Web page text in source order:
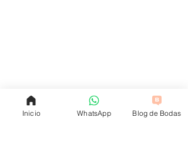
Inicio WhatsApp Blog de Bodas